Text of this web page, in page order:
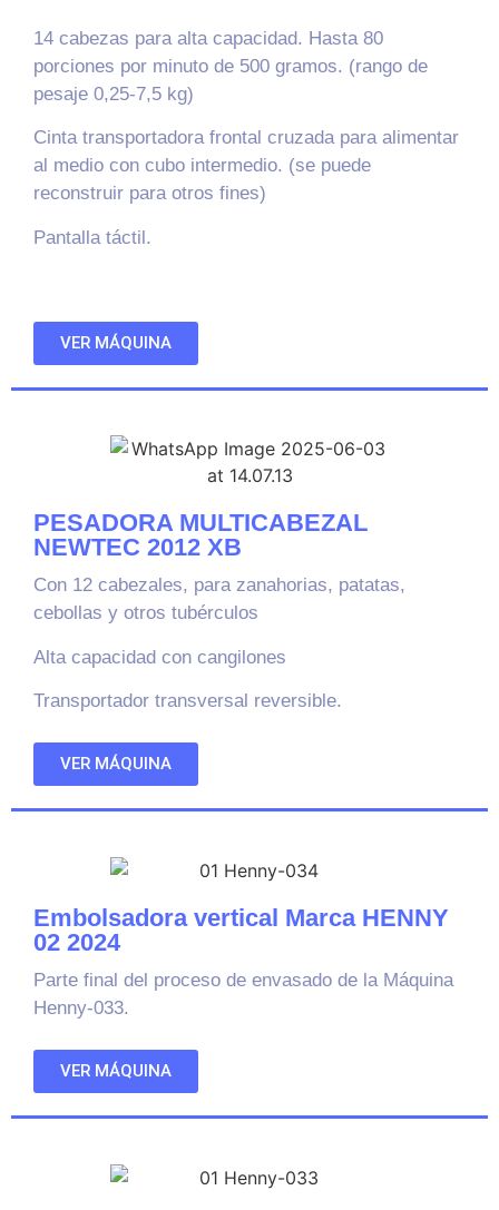
14 cabezas para alta capacidad. Hasta 80
porciones por minuto de 500 gramos. (rango de
pesaje 0,25-7,5 kg)
Cinta transportadora frontal cruzada para alimentar
al medio con cubo intermedio. (se puede
reconstruir para otros fines)
Pantalla táctil.
VER MÁQUINA
PESADORA MULTICABEZAL
NEWTEC 2012 XB
Con 12 cabezales, para zanahorias, patatas,
cebollas y otros tubérculos
Alta capacidad con cangilones
Transportador transversal reversible.
VER MÁQUINA
Embolsadora vertical Marca HENNY
02 2024
Parte final del proceso de envasado de la Máquina
Henny-033.
VER MÁQUINA